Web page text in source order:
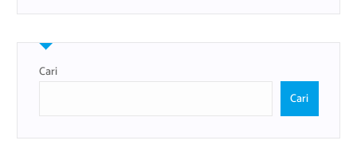
Cari
Cari